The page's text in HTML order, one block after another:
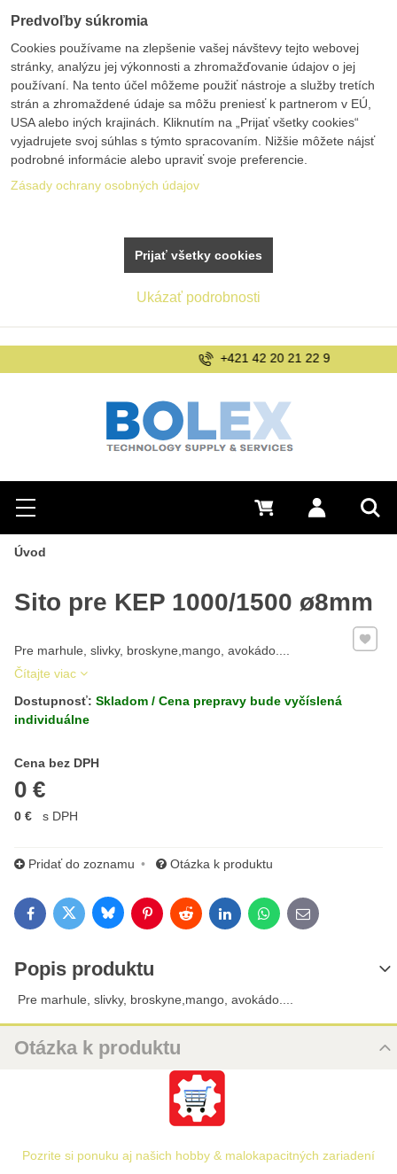
Hľadať
Menu Prihlásiť sa
0 €
+421 42 20 21 22 9
Úvod
Sito pre KEP 1000/1500 ø8mm
Pre marhule, slivky, broskyne,mango, avokádo....
Čítajte viac
Pridať
Dostupnosť: Skladom / Cena prepravy bude vyčíslená
individuálne
Cena bez DPH
0 €
Cena s DPH
0 € s DPH
Pridať do zoznamu Otázka k produktu
FacebookTwitterBlueskyPinterestRedditLinkedInWhatsApp
E-mail
Popis produktu
Pre marhule, slivky, broskyne,mango, avokádo....
Otázka k produktu
Nová otázka k produktu
Pozrite si ponuku aj našich hobby & malokapacitných zariadení
Predvoľby súkromia
Cookies používame na zlepšenie vašej návštevy tejto webovej
stránky, analýzu jej výkonnosti a zhromažďovanie údajov o jej
používaní. Na tento účel môžeme použiť nástroje a služby tretích
strán a zhromaždené údaje sa môžu preniesť k partnerom v EÚ,
USA alebo iných krajinách. Kliknutím na „Prijať všetky cookies“
vyjadrujete svoj súhlas s týmto spracovaním. Nižšie môžete nájsť
podrobné informácie alebo upraviť svoje preferencie.
Zásady ochrany osobných údajov
Ukázať podrobnosti
Prijať všetky cookies